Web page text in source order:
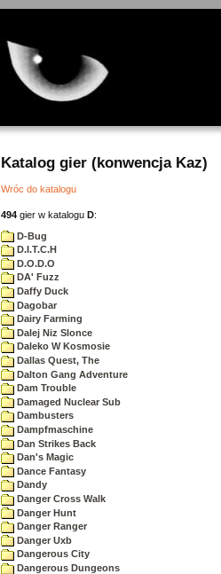
Katalog gier (konwencja Kaz)
Wróc do katalogu
494 gier w katalogu D:
D-Bug
D.I.T.C.H
D.O.D.O
DA' Fuzz
Daffy Duck
Dagobar
Dairy Farming
Dalej Niz Slonce
Daleko W Kosmosie
Dallas Quest, The
Dalton Gang Adventure
Dam Trouble
Damaged Nuclear Sub
Dambusters
Dampfmaschine
Dan Strikes Back
Dan's Magic
Dance Fantasy
Dandy
Danger Cross Walk
Danger Hunt
Danger Ranger
Danger Uxb
Dangerous City
Dangerous Dungeons